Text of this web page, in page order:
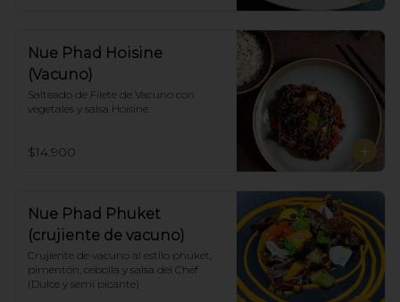
Nue Phad Hoisine
(Vacuno)
Salteado de Filete de Vacuno con
vegetales y salsa Hoisine.
$14.900
Nue Phad Phuket
(crujiente de vacuno)
Crujiente de vacuno al estilo phuket,
pimentón, cebolla y salsa del Chef
(Dulce y semi picante)